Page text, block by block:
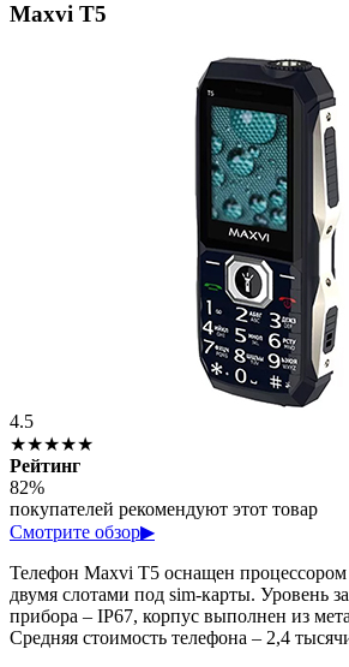
Maxvi T5
4.5
★★★★★
Рейтинг
82%
покупателей рекомендуют этот товар
Смотрите обзор▶
Телефон Maxvi T5 оснащен
двумя слотами под sim-карты. Уровень
прибора – IP67, корпус выполнен из
Средняя стоимость телефона – 2,4